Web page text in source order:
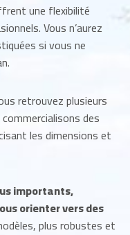
une flexibilité
Vous n’aurez
si vous ne
retrouvez plusieurs
des
les dimensions et
importants,
orienter vers des
plus robustes et